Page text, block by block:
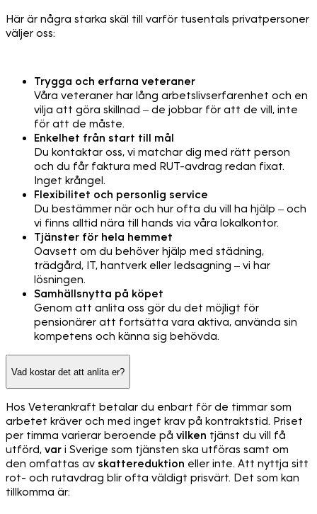
Här är några starka skäl till varför tusentals privatpersoner
väljer oss:
Trygga och erfarna veteraner
Våra veteraner har lång arbetslivserfarenhet och en
vilja att göra skillnad – de jobbar för att de vill, inte
för att de måste.
Enkelhet från start till mål
Du kontaktar oss, vi matchar dig med rätt person
och du får faktura med RUT-avdrag redan fixat.
Inget krångel.
Flexibilitet och personlig service
Du bestämmer när och hur ofta du vill ha hjälp – och
vi finns alltid nära till hands via våra lokalkontor.
Tjänster för hela hemmet
Oavsett om du behöver hjälp med städning,
trädgård, IT, hantverk eller ledsagning – vi har
lösningen.
Samhällsnytta på köpet
Genom att anlita oss gör du det möjligt för
pensionärer att fortsätta vara aktiva, använda sin
kompetens och känna sig behövda.
Vad kostar det att anlita er?
Hos Veterankraft betalar du enbart för de timmar som
arbetet kräver och med inget krav på kontraktstid. Priset
per timma varierar beroende på vilken tjänst du vill få
utförd, var i Sverige som tjänsten ska utföras samt om
den omfattas av skattereduktion eller inte. Att nyttja sitt
rot- och rutavdrag blir ofta väldigt prisvärt. Det som kan
tillkomma är: